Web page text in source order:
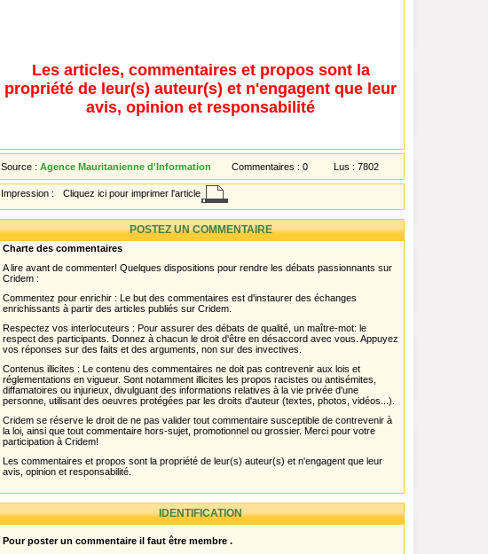
Les articles, commentaires et propos sont la
propriété de leur(s) auteur(s) et n'engagent que leur
avis, opinion et responsabilité
Source : Agence Mauritanienne d'Information Commentaires : 0 Lus : 7802
Impression : Cliquez ici pour imprimer l'article
POSTEZ UN COMMENTAIRE
Charte des commentaires
A lire avant de commenter! Quelques dispositions pour rendre les débats passionnants sur
Cridem :
Commentez pour enrichir : Le but des commentaires est d'instaurer des échanges
enrichissants à partir des articles publiés sur Cridem.
Respectez vos interlocuteurs : Pour assurer des débats de qualité, un maître-mot: le
respect des participants. Donnez à chacun le droit d'être en désaccord avec vous. Appuyez
vos réponses sur des faits et des arguments, non sur des invectives.
Contenus illicites : Le contenu des commentaires ne doit pas contrevenir aux lois et
réglementations en vigueur. Sont notamment illicites les propos racistes ou antisémites,
diffamatoires ou injurieux, divulguant des informations relatives à la vie privée d'une
personne, utilisant des oeuvres protégées par les droits d'auteur (textes, photos, vidéos...).
Cridem se réserve le droit de ne pas valider tout commentaire susceptible de contrevenir à
la loi, ainsi que tout commentaire hors-sujet, promotionnel ou grossier. Merci pour votre
participation à Cridem!
Les commentaires et propos sont la propriété de leur(s) auteur(s) et n'engagent que leur
avis, opinion et responsabilité.
IDENTIFICATION
Pour poster un commentaire il faut être membre .